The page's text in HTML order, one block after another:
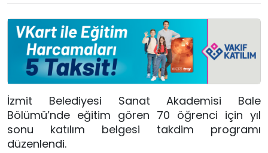
İzmit Belediyesi Sanat Akademisi Bale
Bölümü’nde eğitim gören 70 öğrenci için yıl
sonu katılım belgesi takdim programı
düzenlendi.